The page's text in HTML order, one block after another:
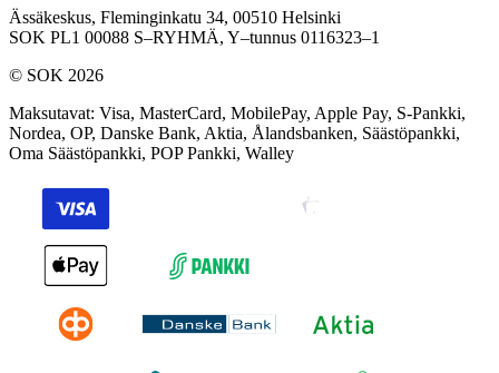
Ässäkeskus, Fleminginkatu 34, 00510 Helsinki
SOK PL1 00088 S–RYHMÄ, Y–tunnus 0116323–1
© SOK 2026
Maksutavat: Visa, MasterCard, MobilePay, Apple Pay, S-Pankki,
Nordea, OP, Danske Bank, Aktia, Ålandsbanken, Säästöpankki,
Oma Säästöpankki, POP Pankki, Walley